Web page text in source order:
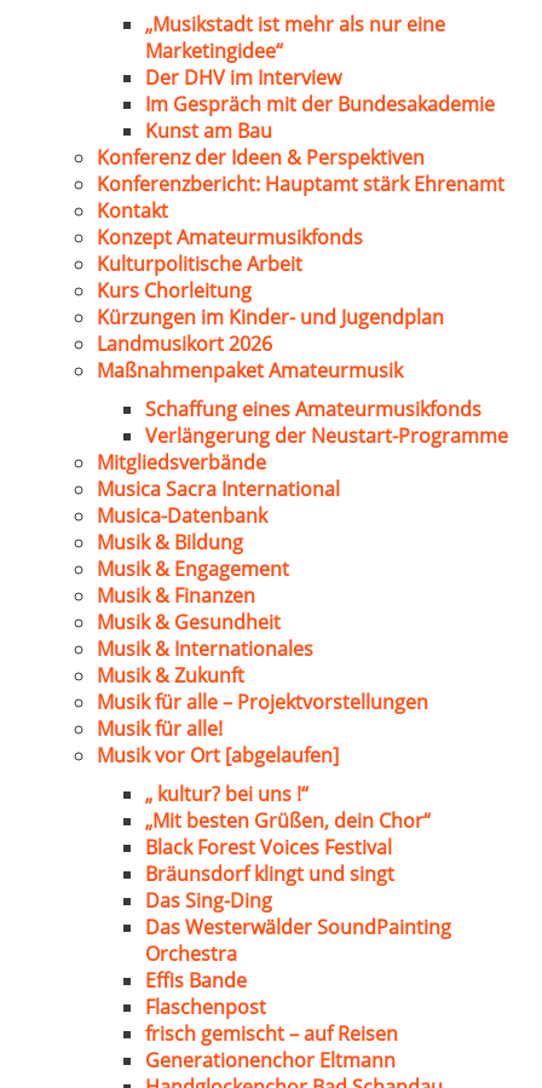
„Musikstadt ist mehr als nur eine
Marketingidee“
Der DHV im Interview
Im Gespräch mit der Bundesakademie
Kunst am Bau
Konferenz der Ideen & Perspektiven
Konferenzbericht: Hauptamt stärk Ehrenamt
Kontakt
Konzept Amateurmusikfonds
Kulturpolitische Arbeit
Kurs Chorleitung
Kürzungen im Kinder- und Jugendplan
Landmusikort 2026
Maßnahmenpaket Amateurmusik
Schaffung eines Amateurmusikfonds
Verlängerung der Neustart-Programme
Mitgliedsverbände
Musica Sacra International
Musica-Datenbank
Musik & Bildung
Musik & Engagement
Musik & Finanzen
Musik & Gesundheit
Musik & Internationales
Musik & Zukunft
Musik für alle – Projektvorstellungen
Musik für alle!
Musik vor Ort [abgelaufen]
„ kultur? bei uns !“
„Mit besten Grüßen, dein Chor“
Black Forest Voices Festival
Bräunsdorf klingt und singt
Das Sing-Ding
Das Westerwälder SoundPainting
Orchestra
Effis Bande
Flaschenpost
frisch gemischt – auf Reisen
Generationenchor Eltmann